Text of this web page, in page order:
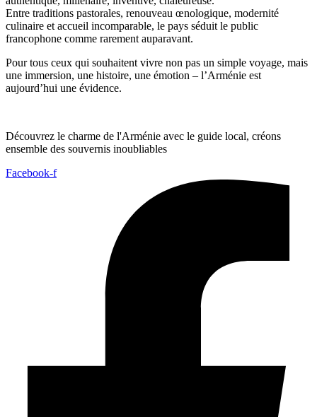
Entre traditions pastorales, renouveau œnologique, modernité
culinaire et accueil incomparable, le pays séduit le public
francophone comme rarement auparavant.
Pour tous ceux qui souhaitent vivre non pas un simple voyage, mais
une immersion, une histoire, une émotion – l’Arménie est
aujourd’hui une évidence.
Découvrez le charme de l'Arménie avec le guide local, créons
ensemble des souvernis inoubliables
Facebook-f